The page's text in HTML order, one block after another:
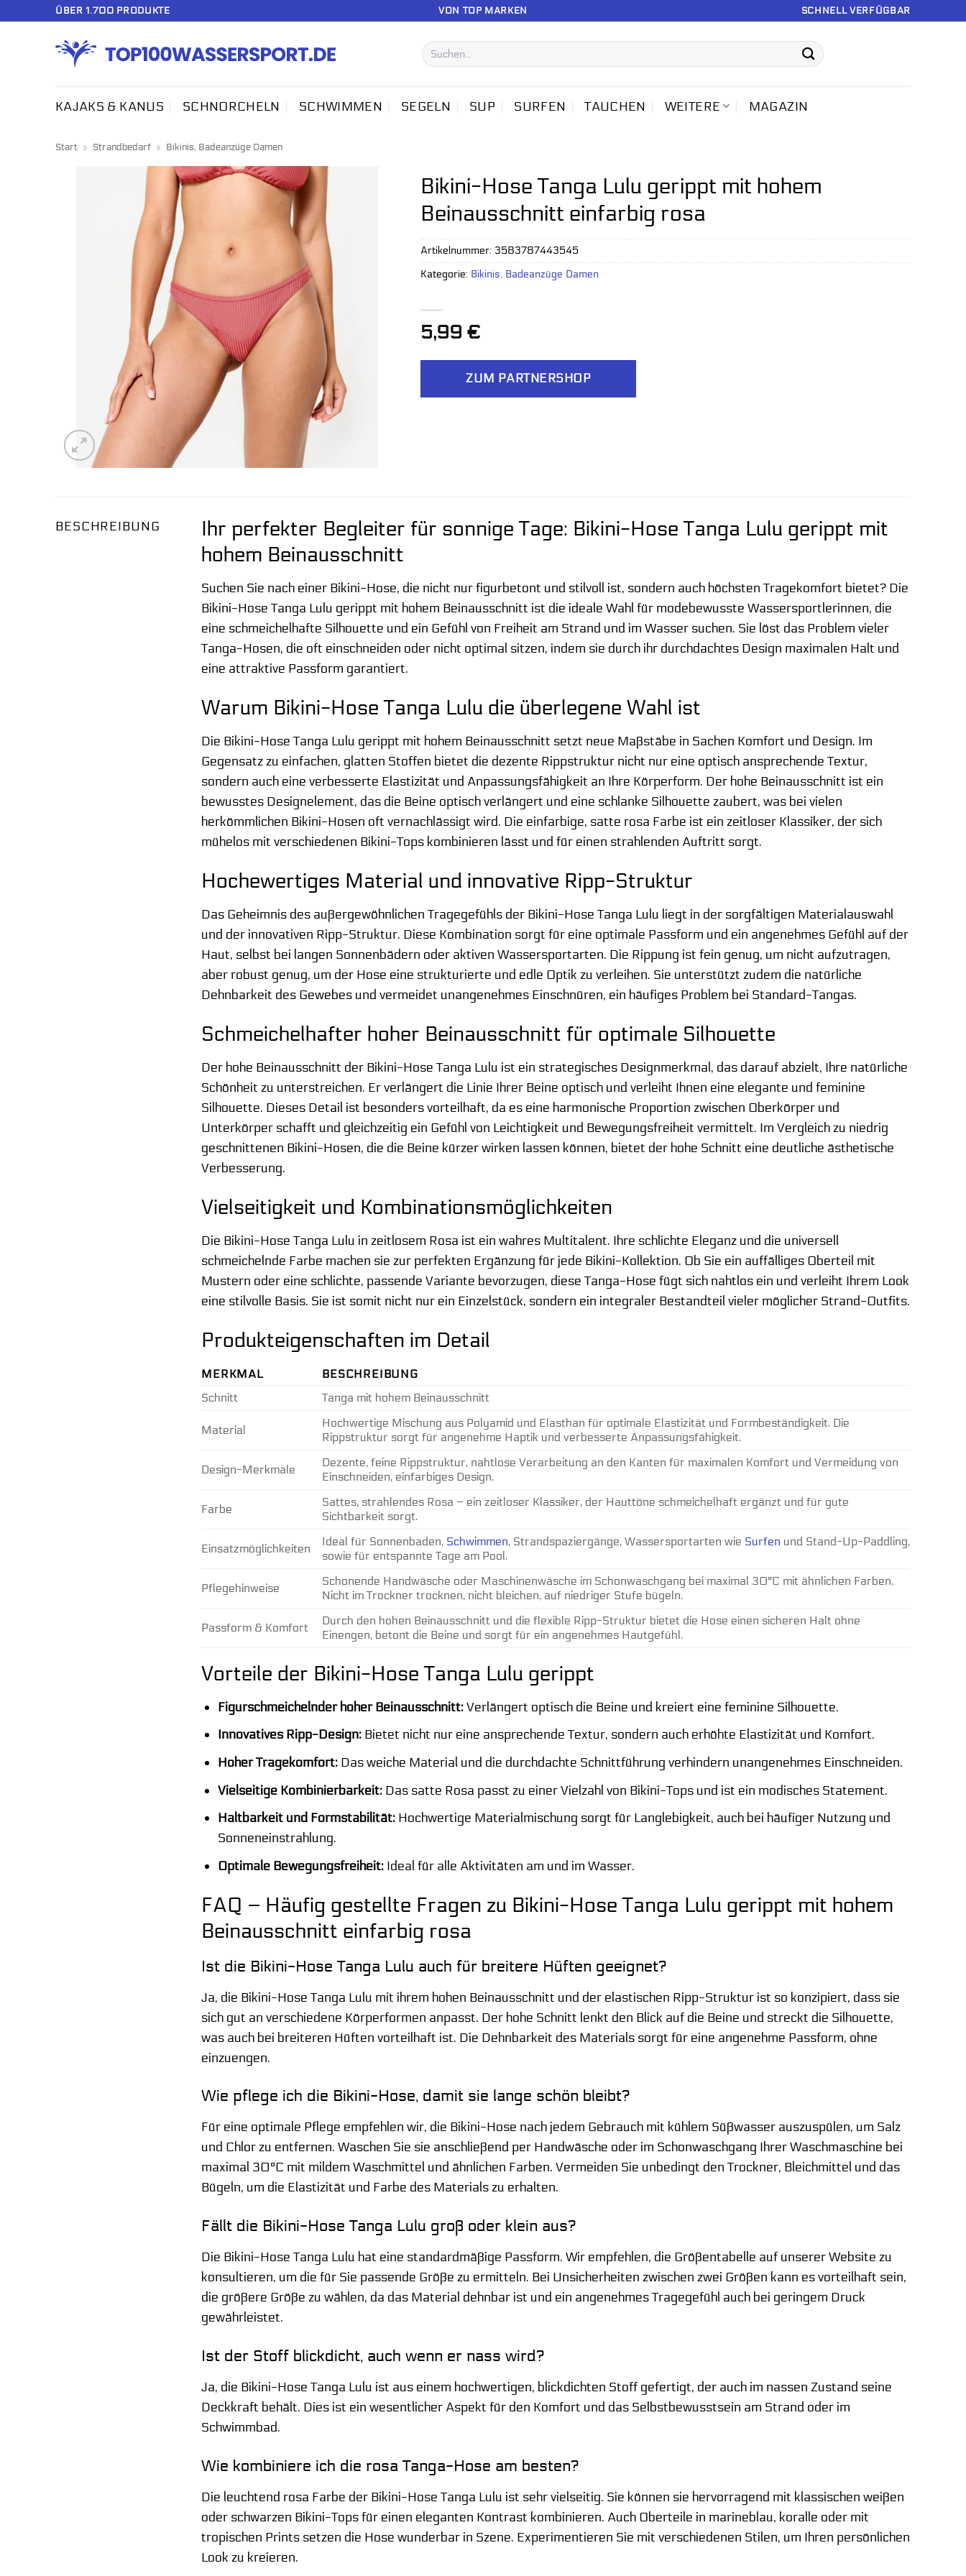
ÜBER 1.700 PRODUKTE VON TOP MARKEN SCHNELL VERFÜGBAR
Suchen
nach:
KAJAKS & KANUS SCHNORCHELN SCHWIMMEN SEGELN SUP SURFEN TAUCHEN WEITERE MAGAZIN
Start » Strandbedarf » Bikinis, Badeanzüge Damen
Bikini-Hose Tanga Lulu gerippt mit hohem
Beinausschnitt einfarbig rosa
5,99€
ZUM PARTNERSHOP
Artikelnummer: 3583787443545
Kategorie: Bikinis, Badeanzüge Damen
BESCHREIBUNG
Ihr perfekter Begleiter für sonnige Tage: Bikini-Hose Tanga Lulu gerippt mit
hohem Beinausschnitt
Suchen Sie nach einer Bikini-Hose, die nicht nur figurbetont und stilvoll ist, sondern auch höchsten Tragekomfort bietet? Die
Bikini-Hose Tanga Lulu gerippt mit hohem Beinausschnitt ist die ideale Wahl für modebewusste Wassersportlerinnen, die
eine schmeichelhafte Silhouette und ein Gefühl von Freiheit am Strand und im Wasser suchen. Sie löst das Problem vieler
Tanga-Hosen, die oft einschneiden oder nicht optimal sitzen, indem sie durch ihr durchdachtes Design maximalen Halt und
eine attraktive Passform garantiert.
Warum Bikini-Hose Tanga Lulu die überlegene Wahl ist
Die Bikini-Hose Tanga Lulu gerippt mit hohem Beinausschnitt setzt neue Maßstäbe in Sachen Komfort und Design. Im
Gegensatz zu einfachen, glatten Stoffen bietet die dezente Rippstruktur nicht nur eine optisch ansprechende Textur,
sondern auch eine verbesserte Elastizität und Anpassungsfähigkeit an Ihre Körperform. Der hohe Beinausschnitt ist ein
bewusstes Designelement, das die Beine optisch verlängert und eine schlanke Silhouette zaubert, was bei vielen
herkömmlichen Bikini-Hosen oft vernachlässigt wird. Die einfarbige, satte rosa Farbe ist ein zeitloser Klassiker, der sich
mühelos mit verschiedenen Bikini-Tops kombinieren lässt und für einen strahlenden Auftritt sorgt.
Hochewertiges Material und innovative Ripp-Struktur
Das Geheimnis des außergewöhnlichen Tragegefühls der Bikini-Hose Tanga Lulu liegt in der sorgfältigen Materialauswahl
und der innovativen Ripp-Struktur. Diese Kombination sorgt für eine optimale Passform und ein angenehmes Gefühl auf der
Haut, selbst bei langen Sonnenbädern oder aktiven Wassersportarten. Die Rippung ist fein genug, um nicht aufzutragen,
aber robust genug, um der Hose eine strukturierte und edle Optik zu verleihen. Sie unterstützt zudem die natürliche
Dehnbarkeit des Gewebes und vermeidet unangenehmes Einschnüren, ein häufiges Problem bei Standard-Tangas.
Schmeichelhafter hoher Beinausschnitt für optimale Silhouette
Der hohe Beinausschnitt der Bikini-Hose Tanga Lulu ist ein strategisches Designmerkmal, das darauf abzielt, Ihre natürliche
Schönheit zu unterstreichen. Er verlängert die Linie Ihrer Beine optisch und verleiht Ihnen eine elegante und feminine
Silhouette. Dieses Detail ist besonders vorteilhaft, da es eine harmonische Proportion zwischen Oberkörper und
Unterkörper schafft und gleichzeitig ein Gefühl von Leichtigkeit und Bewegungsfreiheit vermittelt. Im Vergleich zu niedrig
geschnittenen Bikini-Hosen, die die Beine kürzer wirken lassen können, bietet der hohe Schnitt eine deutliche ästhetische
Verbesserung.
Vielseitigkeit und Kombinationsmöglichkeiten
Die Bikini-Hose Tanga Lulu in zeitlosem Rosa ist ein wahres Multitalent. Ihre schlichte Eleganz und die universell
schmeichelnde Farbe machen sie zur perfekten Ergänzung für jede Bikini-Kollektion. Ob Sie ein auffälliges Oberteil mit
Mustern oder eine schlichte, passende Variante bevorzugen, diese Tanga-Hose fügt sich nahtlos ein und verleiht Ihrem Look
eine stilvolle Basis. Sie ist somit nicht nur ein Einzelstück, sondern ein integraler Bestandteil vieler möglicher Strand-Outfits.
Produkteigenschaften im Detail
MERKMAL
BESCHREIBUNG
Schnitt
Tanga mit hohem Beinausschnitt
Material
Hochwertige Mischung aus Polyamid und Elasthan für optimale Elastizität und Formbeständigkeit. Die
Rippstruktur sorgt für angenehme Haptik und verbesserte Anpassungsfähigkeit.
Design-Merkmale
Dezente, feine Rippstruktur, nahtlose Verarbeitung an den Kanten für maximalen Komfort und Vermeidung von
Einschneiden, einfarbiges Design.
Farbe
Sattes, strahlendes Rosa – ein zeitloser Klassiker, der Hauttöne schmeichelhaft ergänzt und für gute
Sichtbarkeit sorgt.
Einsatzmöglichkeiten
Ideal für Sonnenbaden, Schwimmen, Strandspaziergänge, Wassersportarten wie Surfen und Stand-Up-Paddling,
sowie für entspannte Tage am Pool.
Pflegehinweise
Schonende Handwäsche oder Maschinenwäsche im Schonwaschgang bei maximal 30°C mit ähnlichen Farben.
Nicht im Trockner trocknen, nicht bleichen, auf niedriger Stufe bügeln.
Passform & Komfort
Durch den hohen Beinausschnitt und die flexible Ripp-Struktur bietet die Hose einen sicheren Halt ohne
Einengen, betont die Beine und sorgt für ein angenehmes Hautgefühl.
Vorteile der Bikini-Hose Tanga Lulu gerippt
Figurschmeichelnder hoher Beinausschnitt:Verlängert optisch die Beine und kreiert eine feminine Silhouette.
Innovatives Ripp-Design: Bietet nicht nur eine ansprechende Textur, sondern auch erhöhte Elastizität und Komfort.
Hoher Tragekomfort: Das weiche Material und die durchdachte Schnittführung verhindern unangenehmes Einschneiden.
Vielseitige Kombinierbarkeit: Das satte Rosa passt zu einer Vielzahl von Bikini-Tops und ist ein modisches Statement.
Haltbarkeit und Formstabilität: Hochwertige Materialmischung sorgt für Langlebigkeit, auch bei häufiger Nutzung und
Sonneneinstrahlung.
Optimale Bewegungsfreiheit: Ideal für alle Aktivitäten am und im Wasser.
FAQ – Häufig gestellte Fragen zu Bikini-Hose Tanga Lulu gerippt mit hohem
Beinausschnitt einfarbig rosa
Ist die Bikini-Hose Tanga Lulu auch für breitere Hüften geeignet?
Ja, die Bikini-Hose Tanga Lulu mit ihrem hohen Beinausschnitt und der elastischen Ripp-Struktur ist so konzipiert, dass sie
sich gut an verschiedene Körperformen anpasst. Der hohe Schnitt lenkt den Blick auf die Beine und streckt die Silhouette,
was auch bei breiteren Hüften vorteilhaft ist. Die Dehnbarkeit des Materials sorgt für eine angenehme Passform, ohne
einzuengen.
Wie pflege ich die Bikini-Hose, damit sie lange schön bleibt?
Für eine optimale Pflege empfehlen wir, die Bikini-Hose nach jedem Gebrauch mit kühlem Süßwasser auszuspülen, um Salz
und Chlor zu entfernen. Waschen Sie sie anschließend per Handwäsche oder im Schonwaschgang Ihrer Waschmaschine bei
maximal 30°C mit mildem Waschmittel und ähnlichen Farben. Vermeiden Sie unbedingt den Trockner, Bleichmittel und das
Bügeln, um die Elastizität und Farbe des Materials zu erhalten.
Fällt die Bikini-Hose Tanga Lulu groß oder klein aus?
Die Bikini-Hose Tanga Lulu hat eine standardmäßige Passform. Wir empfehlen, die Größentabelle auf unserer Website zu
konsultieren, um die für Sie passende Größe zu ermitteln. Bei Unsicherheiten zwischen zwei Größen kann es vorteilhaft sein,
die größere Größe zu wählen, da das Material dehnbar ist und ein angenehmes Tragegefühl auch bei geringem Druck
gewährleistet.
Ist der Stoff blickdicht, auch wenn er nass wird?
Ja, die Bikini-Hose Tanga Lulu ist aus einem hochwertigen, blickdichten Stoff gefertigt, der auch im nassen Zustand seine
Deckkraft behält. Dies ist ein wesentlicher Aspekt für den Komfort und das Selbstbewusstsein am Strand oder im
Schwimmbad.
Wie kombiniere ich die rosa Tanga-Hose am besten?
Die leuchtend rosa Farbe der Bikini-Hose Tanga Lulu ist sehr vielseitig. Sie können sie hervorragend mit klassischen weißen
oder schwarzen Bikini-Tops für einen eleganten Kontrast kombinieren. Auch Oberteile in marineblau, koralle oder mit
tropischen Prints setzen die Hose wunderbar in Szene. Experimentieren Sie mit verschiedenen Stilen, um Ihren persönlichen
Look zu kreieren.